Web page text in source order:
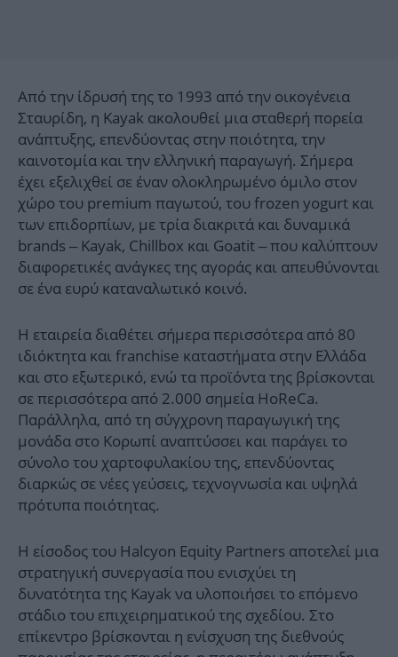
Από την ίδρυσή της το 1993 από την οικογένεια
Σταυρίδη, η Kayak ακολουθεί μια σταθερή πορεία
ανάπτυξης, επενδύοντας στην ποιότητα, την
καινοτομία και την ελληνική παραγωγή. Σήμερα
έχει εξελιχθεί σε έναν ολοκληρωμένο όμιλο στον
χώρο του premium παγωτού, του frozen yogurt και
των επιδορπίων, με τρία διακριτά και δυναμικά
brands – Kayak, Chillbox και Goatit – που καλύπτουν
διαφορετικές ανάγκες της αγοράς και απευθύνονται
σε ένα ευρύ καταναλωτικό κοινό.
Η εταιρεία διαθέτει σήμερα περισσότερα από 80
ιδιόκτητα και franchise καταστήματα στην Ελλάδα
και στο εξωτερικό, ενώ τα προϊόντα της βρίσκονται
σε περισσότερα από 2.000 σημεία HoReCa.
Παράλληλα, από τη σύγχρονη παραγωγική της
μονάδα στο Κορωπί αναπτύσσει και παράγει το
σύνολο του χαρτοφυλακίου της, επενδύοντας
διαρκώς σε νέες γεύσεις, τεχνογνωσία και υψηλά
πρότυπα ποιότητας.
Η είσοδος του Halcyon Equity Partners αποτελεί μια
στρατηγική συνεργασία που ενισχύει τη
δυνατότητα της Kayak να υλοποιήσει το επόμενο
στάδιο του επιχειρηματικού της σχεδίου. Στο
επίκεντρο βρίσκονται η ενίσχυση της διεθνούς